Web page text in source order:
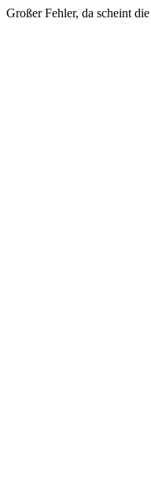
Großer Fehler, da scheint